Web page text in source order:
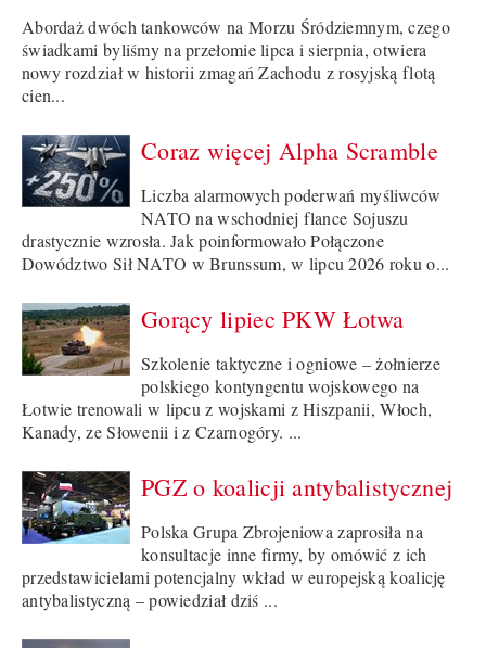
Abordaż dwóch tankowców na Morzu Śródziemnym, czego
świadkami byliśmy na przełomie lipca i sierpnia, otwiera
nowy rozdział w historii zmagań Zachodu z rosyjską flotą
cien...
Coraz więcej Alpha Scramble
Liczba alarmowych poderwań myśliwców
NATO na wschodniej flance Sojuszu
drastycznie wzrosła. Jak poinformowało Połączone
Dowództwo Sił NATO w Brunssum, w lipcu 2026 roku o...
Gorący lipiec PKW Łotwa
Szkolenie taktyczne i ogniowe – żołnierze
polskiego kontyngentu wojskowego na
Łotwie trenowali w lipcu z wojskami z Hiszpanii, Włoch,
Kanady, ze Słowenii i z Czarnogóry. ...
PGZ o koalicji antybalistycznej
Polska Grupa Zbrojeniowa zaprosiła na
konsultacje inne firmy, by omówić z ich
przedstawicielami potencjalny wkład w europejską koalicję
antybalistyczną – powiedział dziś ...